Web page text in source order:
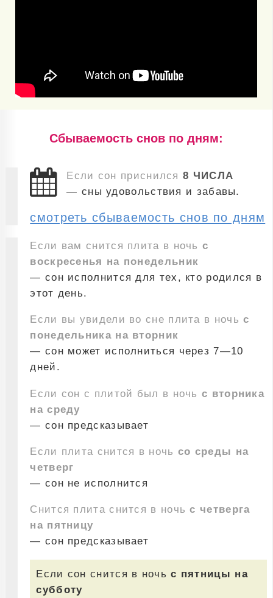
Cбываемость снов по дням:
Если сон приснился 8 ЧИСЛА
— сны удовольствия и забавы.
смотреть сбываемость снов по дням
Если вам снится плита в ночьс
воскресенья на понедельник
— сон исполнится для тех, кто родился в
этот день.
Если вы увидели во сне плита в ночьс
понедельника на вторник
— сон может исполниться через 7—10
дней.
Если сон с плитой был в ночьс вторника
на среду
— сон предсказывает
Если плита снится в ночь со среды на
четверг
— сон не исполнится
Снится плита снится в ночьс четверга
на пятницу
— сон предсказывает
Если сон снится в ночьс пятницы на
субботу